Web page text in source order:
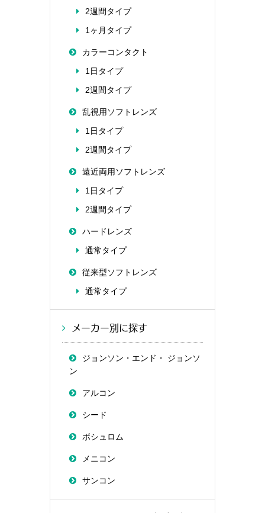
2週間タイプ
1ヶ月タイプ
カラーコンタクト
1日タイプ
2週間タイプ
乱視用ソフトレンズ
1日タイプ
2週間タイプ
遠近両用ソフトレンズ
1日タイプ
2週間タイプ
ハードレンズ
通常タイプ
従来型ソフトレンズ
通常タイプ
メーカー別に探す
ジョンソン・エンド・ ジョンソ
ン
アルコン
シード
ボシュロム
メニコン
サンコン